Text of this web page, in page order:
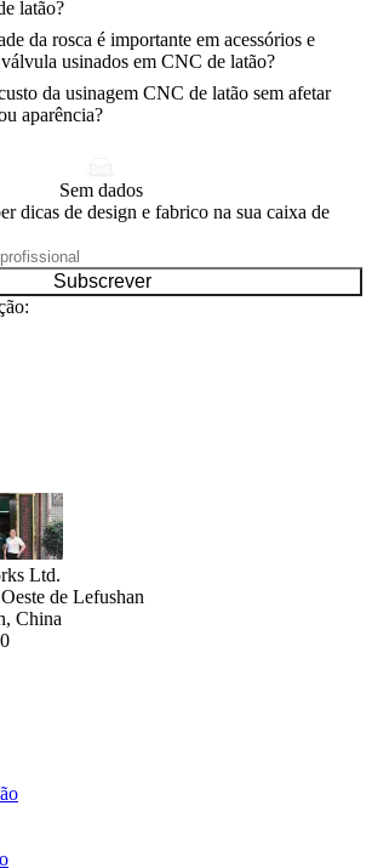
latão?
da rosca é importante em acessórios e
usinados em CNC de latão?
da usinagem CNC de latão sem afetar
aparência?
Sem dados
dicas de design e fabrico na sua caixa de
Subscrever
Ltd.
de Lefushan
China